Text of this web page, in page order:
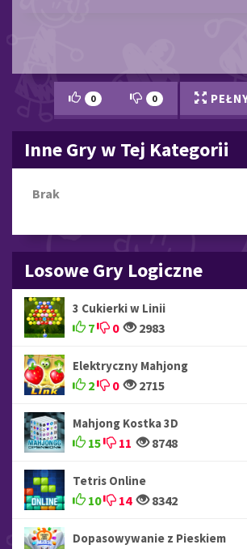
0 0
Inne Gry w Tej Kategorii
Brak
Losowe Gry Logiczne
3 Cukierki w Linii
7 0 2983
Elektryczny Mahjong
2 0 2715
Mahjong Kostka 3D
15 11 8748
Tetris Online
10 14 8342
Dopasowywanie z Pieskiem